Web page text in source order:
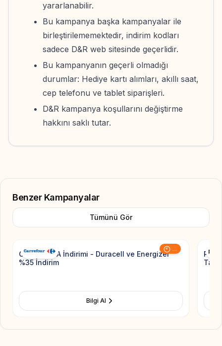
yararlanabilir.
Bu kampanya başka kampanyalar ile
birleştirilememektedir, indirim kodları
sadece D&R web sitesinde geçerlidir.
Bu kampanyanın geçerli olmadığı
durumlar: Hediye kartı alımları, akıllı saat,
cep telefonu ve tablet siparişleri.
D&R kampanya koşullarını değiştirme
hakkını saklı tutar.
Benzer Kampanyalar
Tümünü Gör
...
Add to
CarrefourSA İndirimi - Duracell ve Energizer
%35 İndirim
Bilgi Al